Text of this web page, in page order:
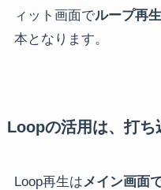
ィット画面でループ再
本となります。
Loopの活用は、打ち
Loop再生は メイン画面